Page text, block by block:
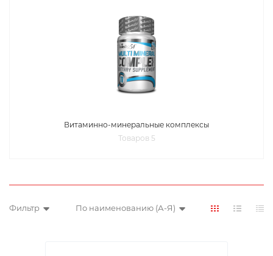
Витаминно-минеральные комплексы
Товаров 5
Фильтр По наименованию (А-Я)